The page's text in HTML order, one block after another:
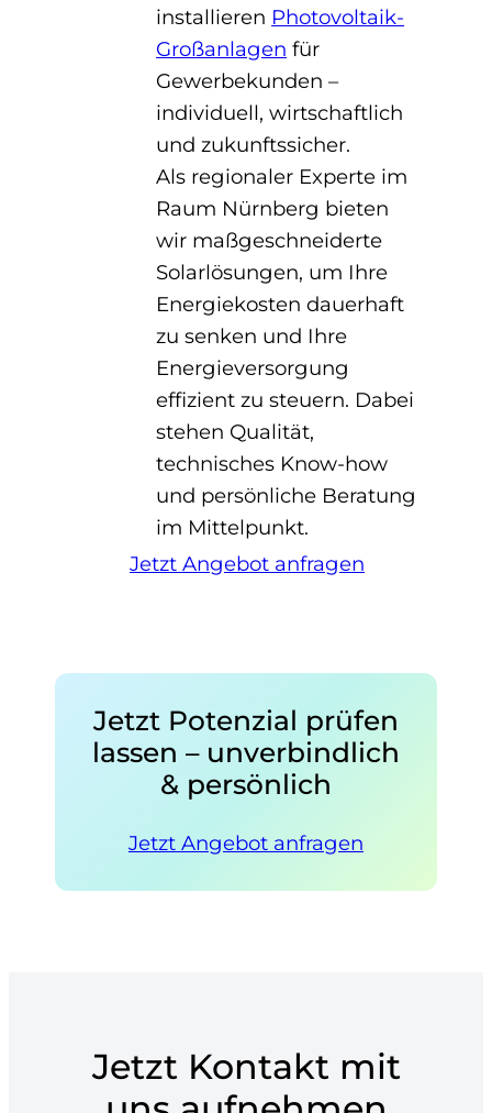
installieren Photovoltaik-
Großanlagen für
Gewerbekunden –
individuell, wirtschaftlich
und zukunftssicher.
Als regionaler Experte im
Raum Nürnberg bieten
wir maßgeschneiderte
Solarlösungen, um Ihre
Energiekosten dauerhaft
zu senken und Ihre
Energieversorgung
effizient zu steuern. Dabei
stehen Qualität,
technisches Know-how
und persönliche Beratung
im Mittelpunkt.
Jetzt Angebot anfragen
Jetzt Potenzial prüfen
lassen – unverbindlich
& persönlich
Jetzt Angebot anfragen
Jetzt Kontakt mit